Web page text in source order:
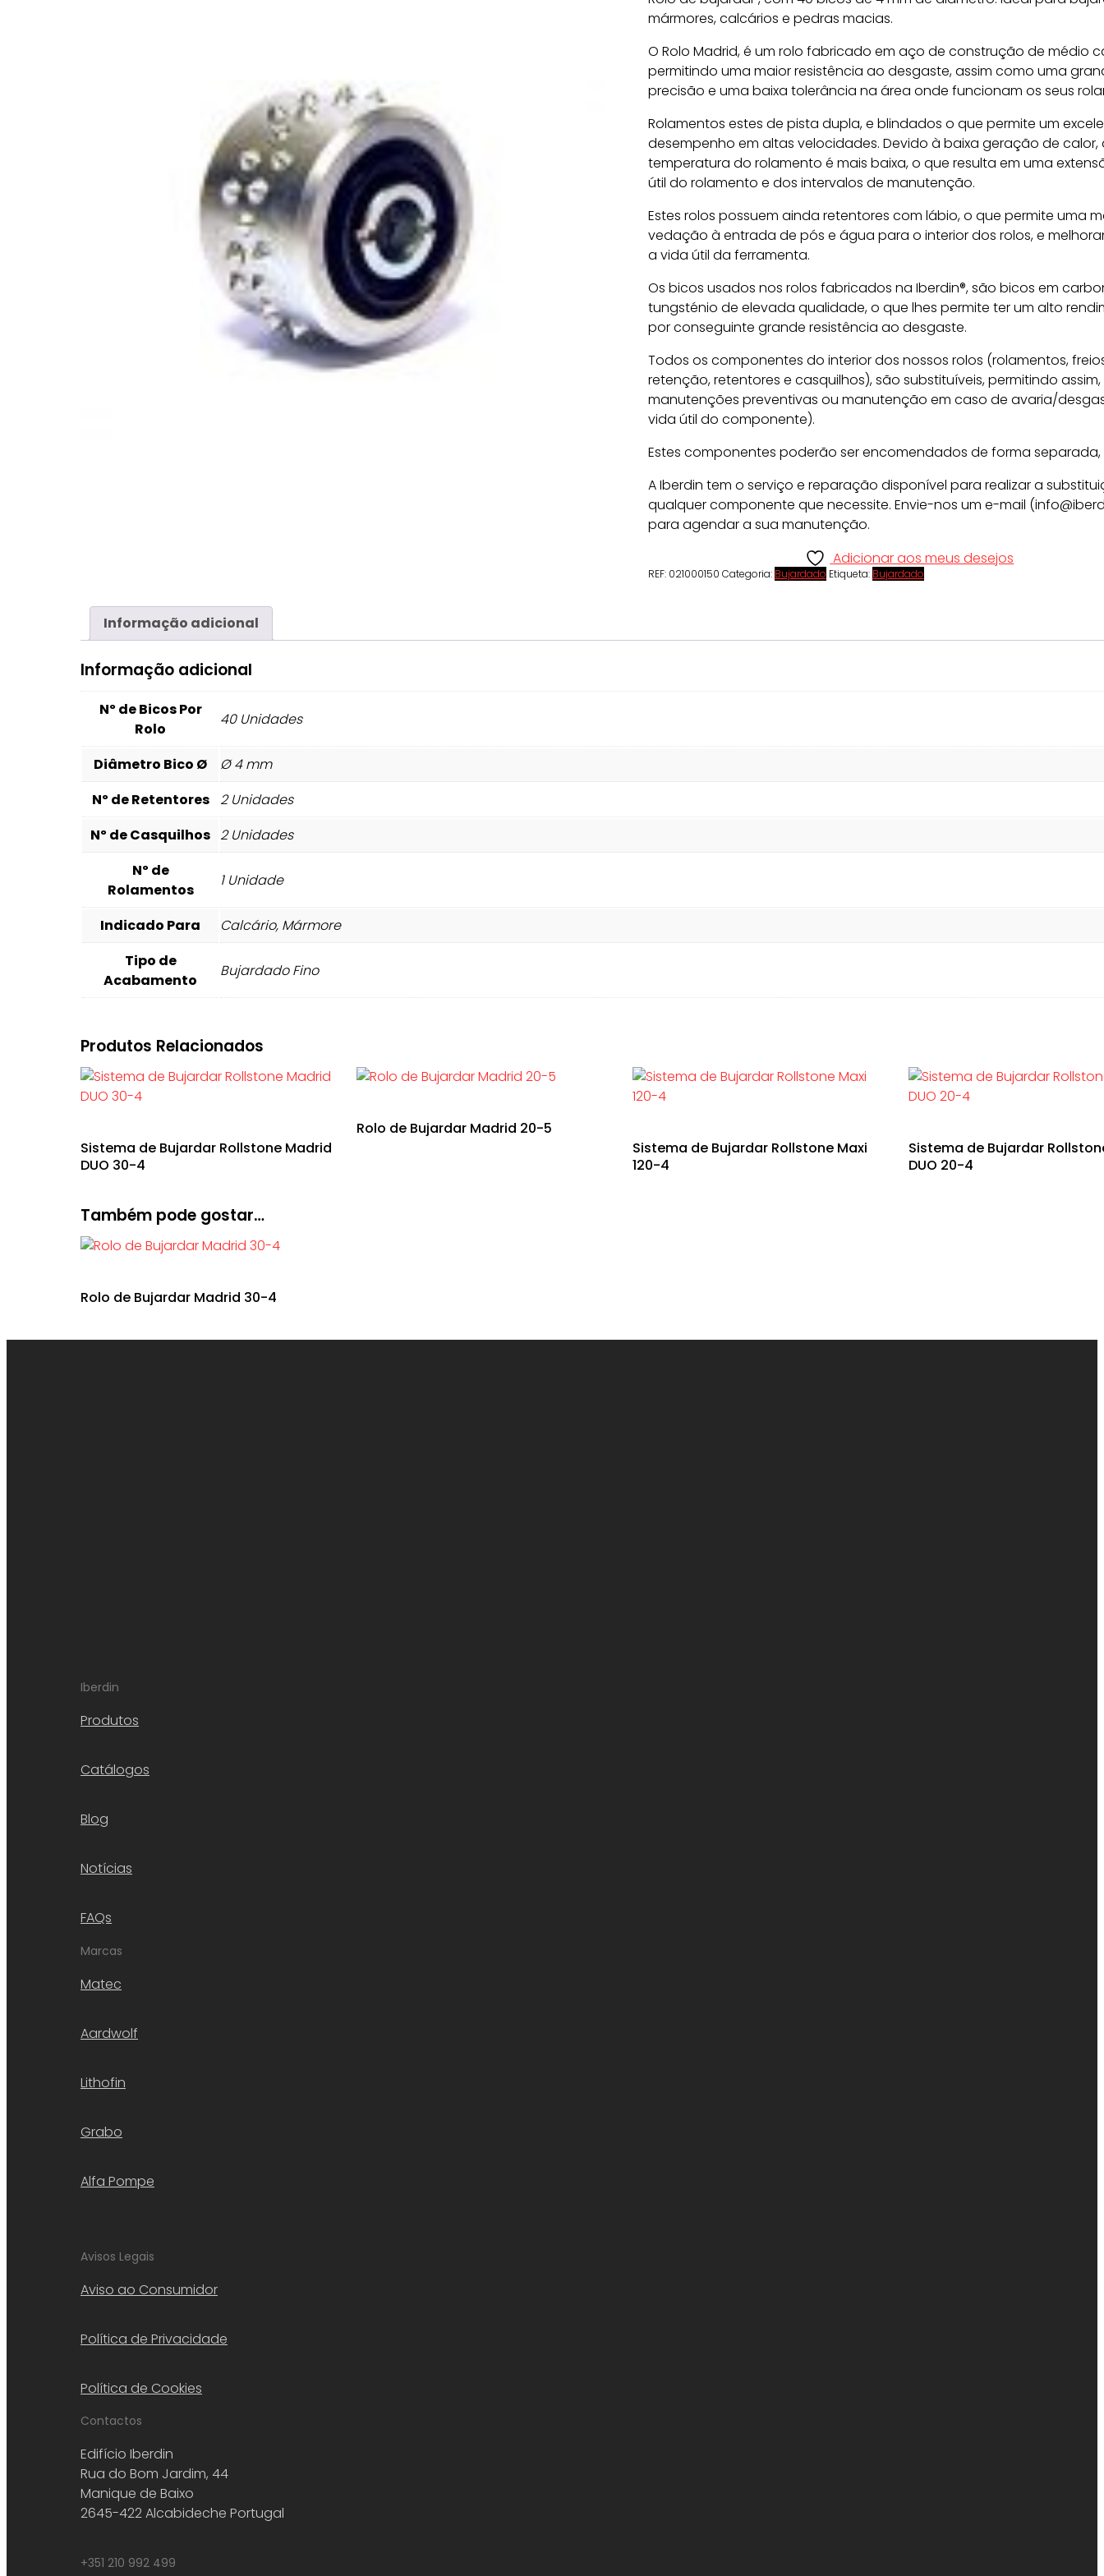
mármores, calcários e pedras macias.
O Rolo Madrid, é um rolo fabricado em aço de construção de médio
permitindo uma maior resistência ao desgaste, assim como uma
precisão e uma baixa tolerância na área onde funcionam os seus
Rolamentos estes de pista dupla, e blindados o que permite um
desempenho em altas velocidades. Devido à baixa geração de calor,
temperatura do rolamento é mais baixa, o que resulta em uma
útil do rolamento e dos intervalos de manutenção.
Estes rolos possuem ainda retentores com lábio, o que permite uma
vedação à entrada de pós e água para o interior dos rolos, e
a vida útil da ferramenta.
Os bicos usados nos rolos fabricados na Iberdin®, são bicos em
tungsténio de elevada qualidade, o que lhes permite ter um alto
por conseguinte grande resistência ao desgaste.
Todos os componentes do interior dos nossos rolos (rolamentos,
retenção, retentores e casquilhos), são substituíveis, permitindo assim,
manutenções preventivas ou manutenção em caso de avaria/
vida útil do componente).
Estes componentes poderão ser encomendados de forma separada,
A Iberdin tem o serviço e reparação disponível para realizar a
qualquer componente que necessite. Envie-nos um e-mail
para agendar a sua manutenção.
Adicionar aos meus desejos
REF: 021000150 Categoria: Bujardado Etiqueta: Bujardado
Informação adicional
Informação adicional
Nº de Bicos Por
Rolo
40 Unidades
Diâmetro Bico Ø
Ø 4 mm
Nº de Retentores
2 Unidades
Nº de Casquilhos 2 Unidades
Nº de
Rolamentos
1 Unidade
Indicado Para
Calcário, Mármore
Tipo de
Acabamento
Bujardado Fino
Produtos Relacionados
Sistema de Bujardar Rollstone Madrid
DUO 30-4
Rolo de Bujardar Madrid 20-5
Sistema de Bujardar Rollstone Maxi
120-4
Sistema de Bujardar
DUO 20-4
Também pode gostar…
Rolo de Bujardar Madrid 30-4
Iberdin
Produtos
Catálogos
Blog
Notícias
FAQs
Marcas
Matec
Aardwolf
Lithofin
Grabo
Alfa Pompe
Avisos Legais
Aviso ao Consumidor
Política de Privacidade
Política de Cookies
Contactos
Edifício Iberdin
Rua do Bom Jardim, 44
Manique de Baixo
2645-422 Alcabideche Portugal
+351 210 992 499